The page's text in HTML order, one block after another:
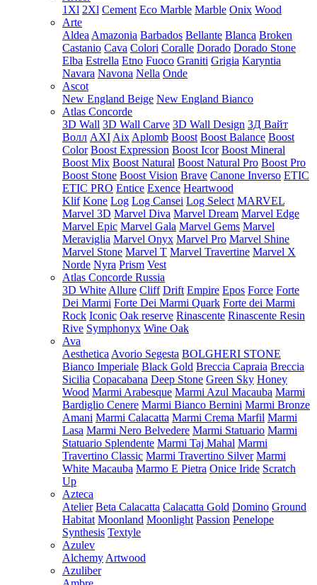
1Xl 2Xl Cement Eco Marble Marble Onix Wood
Arte
Aldea Amazonia Barbados Bellante Blanca Broken
Castanio Cava Colori Coralle Dorado Dorado Stone
Elba Estrella Etno Fuoco Graniti Grigia Karyntia
Navara Navona Nella Onde
Ascot
New England Beige New England Bianco
Atlas Concorde
3D Wall 3D Wall Carve 3D Wall Design 3Д Вайт
Волл AXI Aix Aplomb Boost Boost Balance Boost
Color Boost Expression Boost Icor Boost Mineral
Boost Mix Boost Natural Boost Natural Pro Boost Pro
Boost Stone Boost Vision Brave Canone Inverso ETIC
ETIC PRO Entice Exence Heartwood
Klif Kone Log Log Cansei Log Select MARVEL
Marvel 3D Marvel Diva Marvel Dream Marvel Edge
Marvel Epic Marvel Gala Marvel Gems Marvel
Meraviglia Marvel Onyx Marvel Pro Marvel Shine
Marvel Stone Marvel T Marvel Travertine Marvel X
Norde Nyra Prism Vest
Atlas Concorde Russia
3D White Allure Cliff Drift Empire Epos Force Forte
Dei Marmi Forte Dei Marmi Quark Forte dei Marmi
Rock Iconic Oak reserve Rinascente Rinascente Resin
Rive Symphonyx Wine Oak
Ava
Aesthetica Avorio Segesta BOLGHERI STONE
Bianco Imperiale Black Gold Breccia Capraia Breccia
Sicilia Copacabana Deep Stone Green Sky Honey
Wood Marmi Arabesque Marmi Azul Macauba Marmi
Bardiglio Cenere Marmi Bianco Bernini Marmi Bronze
Amani Marmi Calacatta Marmi Crema Marfil Marmi
Lasa Marmi Nero Belvedere Marmi Statuario Marmi
Statuario Splendente Marmi Taj Mahal Marmi
Travertino Classic Marmi Travertino Silver Marmi
White Macauba Marmo E Pietra Onice Iride Scratch
Up
Azteca
Atelier Beta Calacatta Calacatta Gold Domino Ground
Habitat Moonland Moonlight Passion Penelope
Synthesis Textyle
Azulev
Alchemy Artwood
Azuliber